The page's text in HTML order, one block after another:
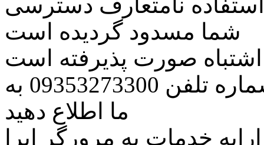
شما مسدود گردیده است
اشتباه صورت پذیرفته است
مراتب این مسئله را از طریق شماره تلفن 09353273300 به
ما اطلاع دهید
خدمات به مرورگر اپرا